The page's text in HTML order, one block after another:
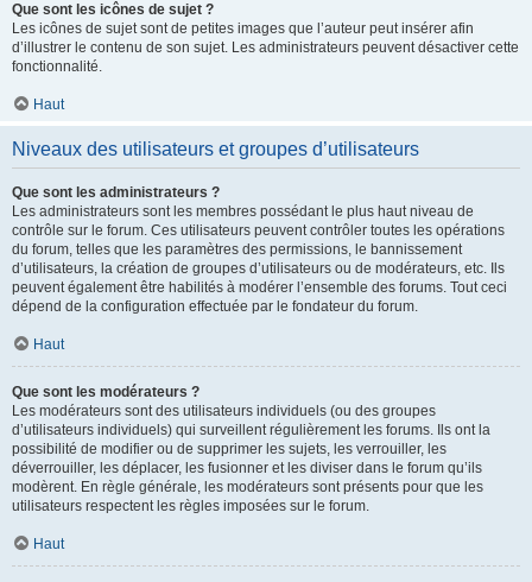
Que sont les icônes de sujet ?
Les icônes de sujet sont de petites images que l’auteur peut insérer afin
d’illustrer le contenu de son sujet. Les administrateurs peuvent désactiver cette
fonctionnalité.
Haut
Niveaux des utilisateurs et groupes d’utilisateurs
Que sont les administrateurs ?
Les administrateurs sont les membres possédant le plus haut niveau de
contrôle sur le forum. Ces utilisateurs peuvent contrôler toutes les opérations
du forum, telles que les paramètres des permissions, le bannissement
d’utilisateurs, la création de groupes d’utilisateurs ou de modérateurs, etc. Ils
peuvent également être habilités à modérer l’ensemble des forums. Tout ceci
dépend de la configuration effectuée par le fondateur du forum.
Haut
Que sont les modérateurs ?
Les modérateurs sont des utilisateurs individuels (ou des groupes
d’utilisateurs individuels) qui surveillent régulièrement les forums. Ils ont la
possibilité de modifier ou de supprimer les sujets, les verrouiller, les
déverrouiller, les déplacer, les fusionner et les diviser dans le forum qu’ils
modèrent. En règle générale, les modérateurs sont présents pour que les
utilisateurs respectent les règles imposées sur le forum.
Haut